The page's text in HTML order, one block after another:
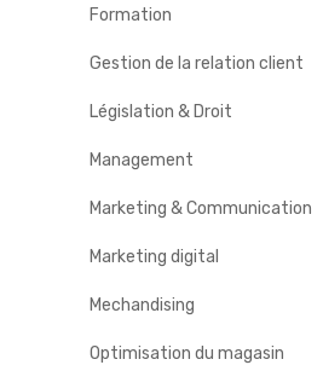
Formation
Gestion de la relation client
Législation & Droit
Management
Marketing & Communication
Marketing digital
Mechandising
Optimisation du magasin